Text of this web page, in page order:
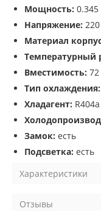
Мощность: 0.345
Напряжение:
Материал
Температурный
Вместимость:
Тип охлаждения:
Хладагент: R404a
Замок: есть
Подсветка: есть
Характеристики
Отзывы